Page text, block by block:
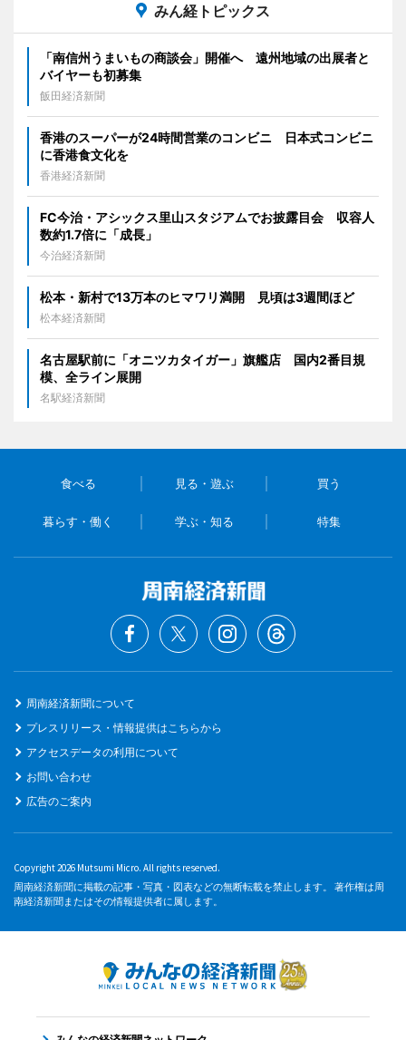
みん経トピックス
「南信州うまいもの商談会」開催へ 遠州地域の出展者と
バイヤーも初募集
飯田経済新聞
香港のスーパーが24時間営業のコンビニ 日本式コンビニ
に香港食文化を
香港経済新聞
FC今治・アシックス里山スタジアムでお披露目会 収容人
数約1.7倍に「成長」
今治経済新聞
松本・新村で13万本のヒマワリ満開 見頃は3週間ほど
松本経済新聞
名古屋駅前に「オニツカタイガー」旗艦店 国内2番目規
模、全ライン展開
名駅経済新聞
食べる 見る・遊ぶ 買う
暮らす・働く 学ぶ・知る 特集
周南経済新聞について
プレスリリース・情報提供はこちらから
アクセスデータの利用について
お問い合わせ
広告のご案内
Copyright 2026 Mutsumi Micro. All rights reserved.
周南経済新聞に掲載の記事・写真・図表などの無断転載を禁止します。 著作権は周
南経済新聞またはその情報提供者に属します。